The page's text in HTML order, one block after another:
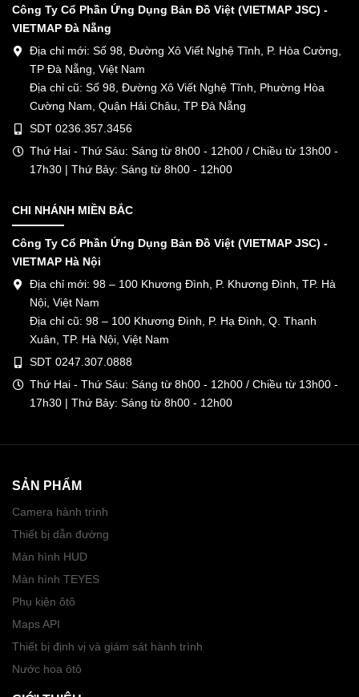
Công Ty Cổ Phần Ứng Dụng Bản Đồ Việt (VIETMAP JSC) -
VIETMAP Đà Nẵng
Địa chỉ mới: Số 98, Đường Xô Viết Nghệ Tĩnh, P. Hòa Cường,
TP Đà Nẵng, Việt Nam
Địa chỉ cũ: Số 98, Đường Xô Viết Nghệ Tĩnh, Phường Hòa
Cường Nam, Quận Hải Châu, TP Đà Nẵng
SDT 0236.357.3456
Thứ Hai - Thứ Sáu: Sáng từ 8h00 - 12h00 / Chiều từ 13h00 -
17h30 | Thứ Bảy: Sáng từ 8h00 - 12h00
CHI NHÁNH MIỀN BẮC
Công Ty Cổ Phần Ứng Dụng Bản Đồ Việt (VIETMAP JSC) -
VIETMAP Hà Nội
Địa chỉ mới: 98 – 100 Khương Đình, P. Khương Đình, TP. Hà
Nội, Việt Nam
Địa chỉ cũ: 98 – 100 Khương Đình, P. Hạ Đình, Q. Thanh
Xuân, TP. Hà Nội, Việt Nam
SDT 0247.307.0888
Thứ Hai - Thứ Sáu: Sáng từ 8h00 - 12h00 / Chiều từ 13h00 -
17h30 | Thứ Bảy: Sáng từ 8h00 - 12h00
SẢN PHẨM
Camera hành trình
Thiết bị dẫn đường
Màn hình HUD
Màn hình TEYES
Phụ kiện ôtô
Maps API
Thiết bị định vị và giám sát hành trình
Nước hoa ôtô